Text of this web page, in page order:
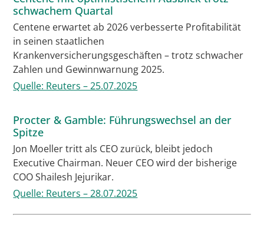
schwachem Quartal
Centene erwartet ab 2026 verbesserte Profitabilität
in seinen staatlichen
Krankenversicherungsgeschäften – trotz schwacher
Zahlen und Gewinnwarnung 2025.
Quelle: Reuters – 25.07.2025
Procter & Gamble: Führungswechsel an der
Spitze
Jon Moeller tritt als CEO zurück, bleibt jedoch
Executive Chairman. Neuer CEO wird der bisherige
COO Shailesh Jejurikar.
Quelle: Reuters – 28.07.2025